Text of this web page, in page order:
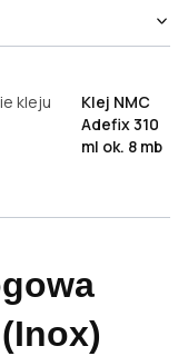
kleju
Klej NMC
Adefix 310
ml ok. 8 mb